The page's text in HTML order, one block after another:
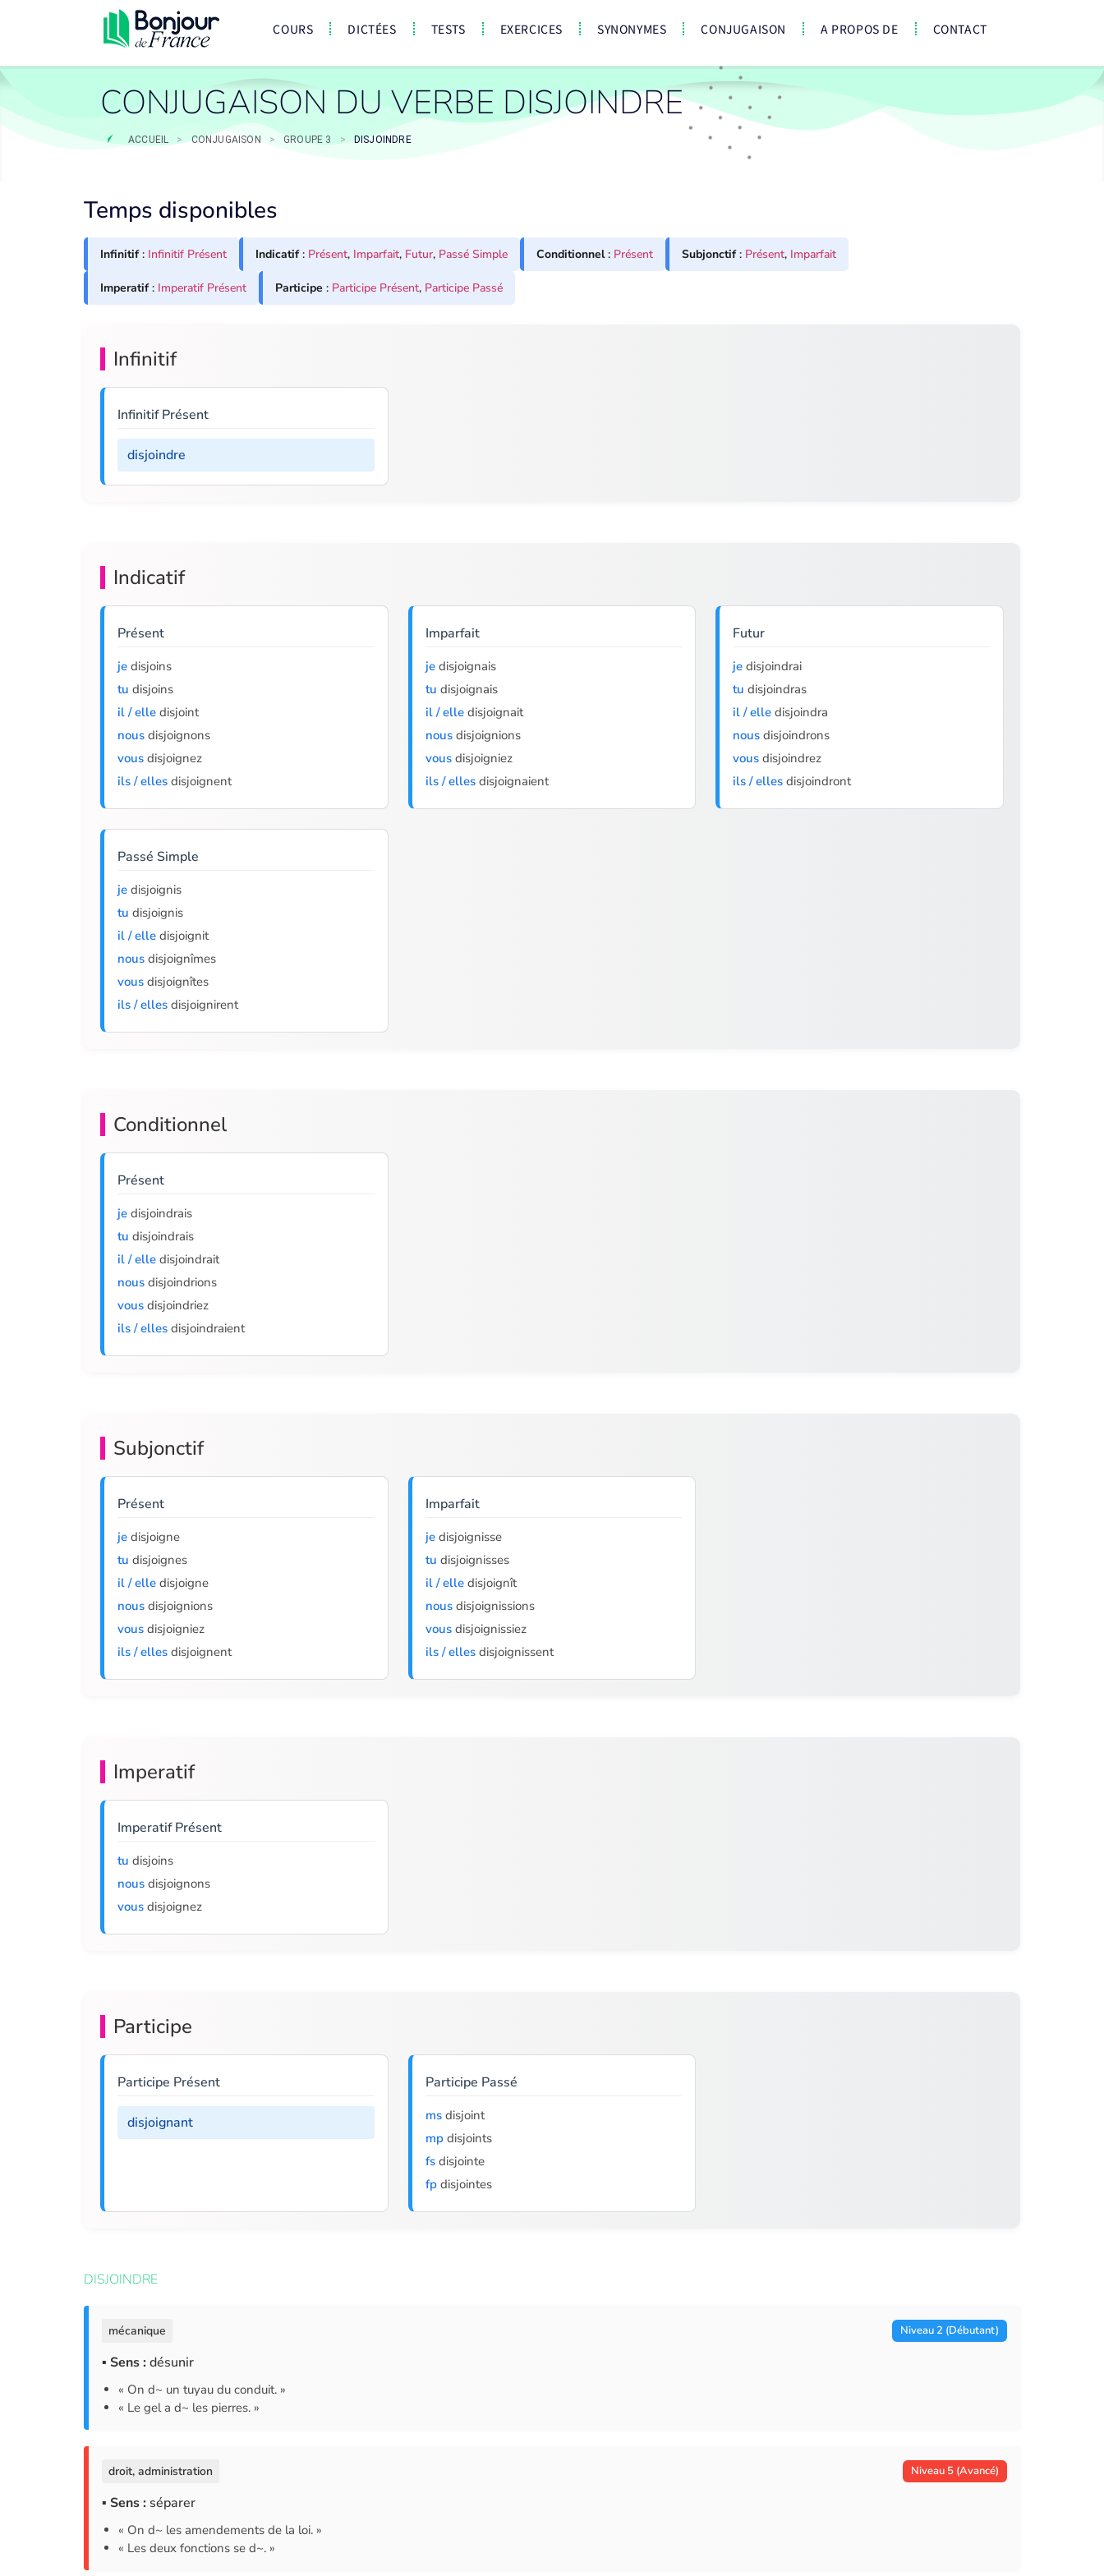
COURS DICTÉES TESTS EXERCICES SYNONYMES CONJUGAISON A PROPOS DE CONTACT
CONJUGAISON DU VERBE DISJOINDRE
ACCUEIL > CONJUGAISON > GROUPE 3 > DISJOINDRE
Temps disponibles
Infinitif: Infinitif Présent Indicatif: Présent, Imparfait, Futur, Passé Simple Conditionnel: Présent Subjonctif: Présent, Imparfait
Imperatif: Imperatif Présent Participe : Participe Présent, Participe Passé
Infinitif
Infinitif Présent
disjoindre
Indicatif
Présent
je disjoins
tu disjoins
il / elle disjoint
nous disjoignons
vous disjoignez
ils / elles disjoignent
Imparfait
jedisjoignais
tu disjoignais
il / elledisjoignait
nousdisjoignions
vousdisjoigniez
ils / ellesdisjoignaient
Futur
je disjoindrai
tu disjoindras
il / elle disjoindra
nous disjoindrons
vous disjoindrez
ils / elles disjoindront
Passé Simple
je disjoignis
tu disjoignis
il / elle disjoignit
nous disjoignîmes
vous disjoignîtes
ils / elles disjoignirent
Conditionnel
Présent
je disjoindrais
tu disjoindrais
il / elle disjoindrait
nous disjoindrions
vous disjoindriez
ils / elles disjoindraient
Subjonctif
Présent
je disjoigne
tu disjoignes
il / elle disjoigne
nous disjoignions
vous disjoigniez
ils / elles disjoignent
Imparfait
jedisjoignisse
tu disjoignisses
il / elledisjoignît
nousdisjoignissions
vousdisjoignissiez
ils / ellesdisjoignissent
Imperatif
Imperatif Présent
tu disjoins
nous disjoignons
vous disjoignez
Participe
Participe Présent
disjoignant
Participe Passé
msdisjoint
mpdisjoints
fsdisjointe
fpdisjointes
DISJOINDRE
mécanique Niveau 2 (Débutant)
▪ Sens : désunir
« On d~ un tuyau du conduit. »
« Le gel a d~ les pierres. »
droit, administration Niveau 5 (Avancé)
▪ Sens : séparer
« On d~ les amendements de la loi. »
« Les deux fonctions se d~. »